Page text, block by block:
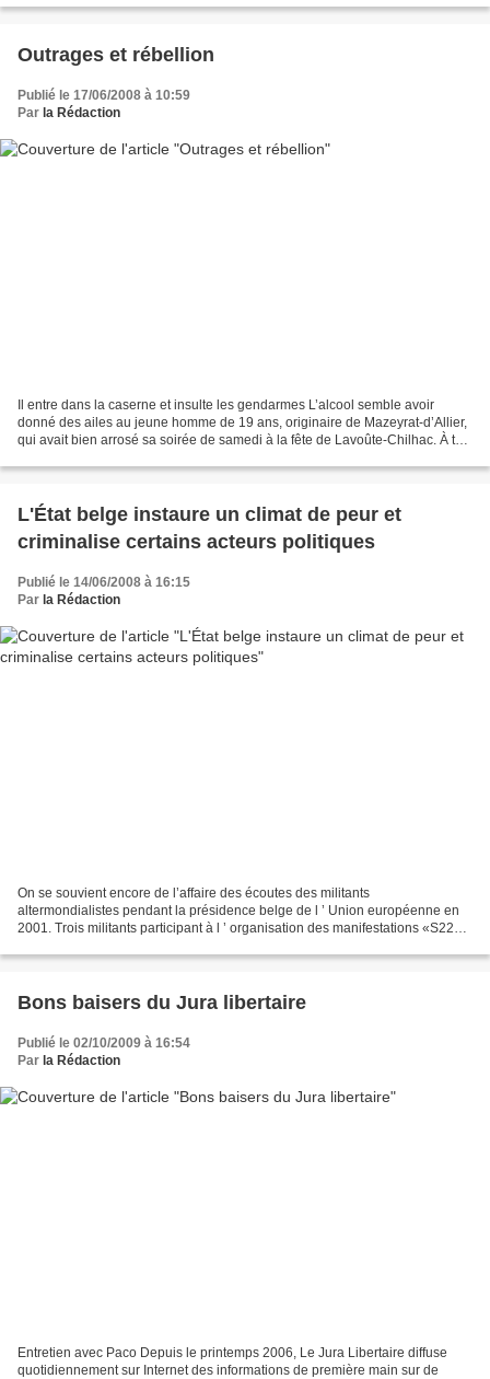
Outrages et rébellion
Publié le 17/06/2008 à 10:59
Par la Rédaction
Il entre dans la caserne et insulte les gendarmes L’alcool semble avoir
donné des ailes au jeune homme de 19 ans, originaire de Mazeyrat-d’Allier,
qui avait bien arrosé sa soirée de samedi à la fête de Lavoûte-Chilhac. À tel
L'État belge instaure un climat de peur et
criminalise certains acteurs politiques
Publié le 14/06/2008 à 16:15
Par la Rédaction
On se souvient encore de l’affaire des écoutes des militants
altermondialistes pendant la présidence belge de l ’ Union européenne en
2001. Trois militants participant à l ’ organisation des manifestations «S22
Bons baisers du Jura libertaire
Publié le 02/10/2009 à 16:54
Par la Rédaction
Entretien avec Paco Depuis le printemps 2006, Le Jura Libertaire diffuse
quotidiennement sur Internet des informations de première main sur de